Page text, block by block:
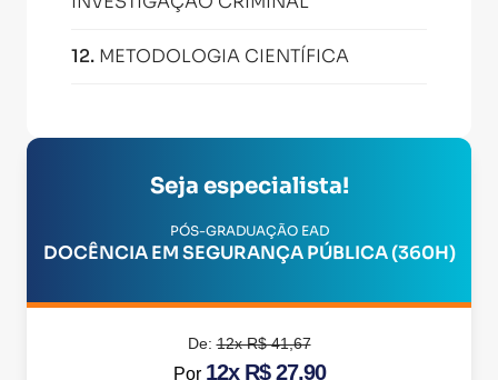
12. METODOLOGIA CIENTÍFICA
Seja especialista!
PÓS-GRADUAÇÃO EAD
DOCÊNCIA EM SEGURANÇA PÚBLICA (360H)
De:12x R$ 41,67
Por 12x R$ 27,90